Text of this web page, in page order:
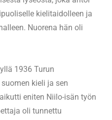
kielitaidolleen ja
Nuorena hän oli
1936 Turun
kieli ja sen
eniten Niilo-isän työn
oli tunnettu